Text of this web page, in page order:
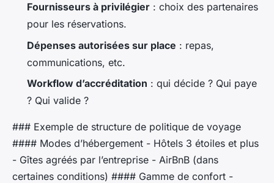
Fournisseurs à privilégier : choix des partenaires
pour les réservations.
Dépenses autorisées sur place : repas,
communications, etc.
Workflow d’accréditation : qui décide ? Qui paye
? Qui valide ?
### Exemple de structure de politique de voyage
#### Modes d’hébergement - Hôtels 3 étoiles et plus
- Gîtes agréés par l’entreprise - AirBnB (dans
certaines conditions) #### Gamme de confort -